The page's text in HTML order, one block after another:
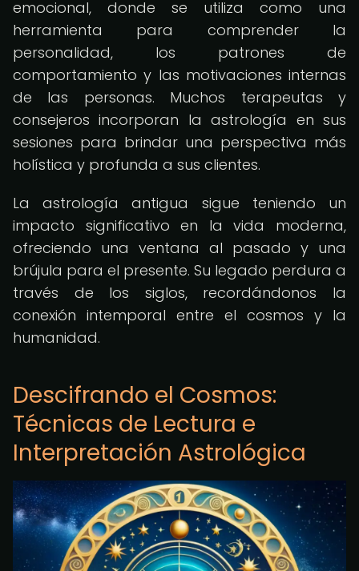
emocional, donde se utiliza como una
herramienta para comprender la
personalidad, los patrones de
comportamiento y las motivaciones internas
de las personas. Muchos terapeutas y
consejeros incorporan la astrología en sus
sesiones para brindar una perspectiva más
holística y profunda a sus clientes.
La astrología antigua sigue teniendo un
impacto significativo en la vida moderna,
ofreciendo una ventana al pasado y una
brújula para el presente. Su legado perdura a
través de los siglos, recordándonos la
conexión intemporal entre el cosmos y la
humanidad.
Descifrando el Cosmos:
Técnicas de Lectura e
Interpretación Astrológica